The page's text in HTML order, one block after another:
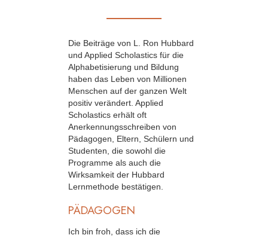
Die Beiträge von L. Ron Hubbard
und Applied Scholastics für die
Alphabetisierung und Bildung
haben das Leben von Millionen
Menschen auf der ganzen Welt
positiv verändert. Applied
Scholastics erhält oft
Anerkennungsschreiben von
Pädagogen, Eltern, Schülern und
Studenten, die sowohl die
Programme als auch die
Wirksamkeit der Hubbard
Lernmethode bestätigen.
PÄDAGOGEN
Ich bin froh, dass ich die